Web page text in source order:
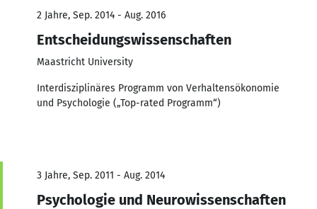
2 Jahre, Sep. 2014 - Aug. 2016
Entscheidungswissenschaften
Maastricht University
Interdisziplinäres Programm von Verhaltensökonomie
und Psychologie („Top-rated Programm“)
3 Jahre, Sep. 2011 - Aug. 2014
Psychologie und Neurowissenschaften